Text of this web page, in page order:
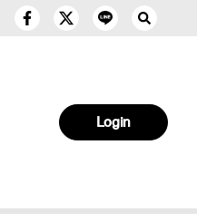
Login